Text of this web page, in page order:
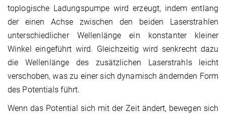
toplogische Ladungspumpe wird erzeugt, indem entlang
der einen Achse zwischen den beiden Laserstrahlen
unterschiedlicher Wellenlänge ein konstanter kleiner
Winkel eingeführt wird. Gleichzeitig wird senkrecht dazu
die Wellenlänge des zusätzlichen Laserstrahls leicht
verschoben, was zu einer sich dynamisch ändernden Form
des Potentials führt.
Wenn das Potential sich mit der Zeit ändert, bewegen sich